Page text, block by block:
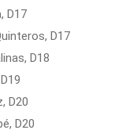
D17
D17
D18
D20
D20